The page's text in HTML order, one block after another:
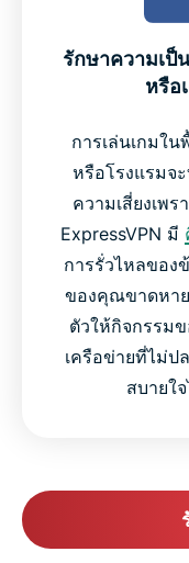
รักษาความเป็
หรือ
การเล่นเกมใ
หรือโรงแรมจ
ความเสี่ยงเพ
ExpressVPN มี
การรั่วไหลของ
ของคุณขาดหา
ตัวให้กิจกรรม
เครือข่ายที่ไม่ป
สบายใ